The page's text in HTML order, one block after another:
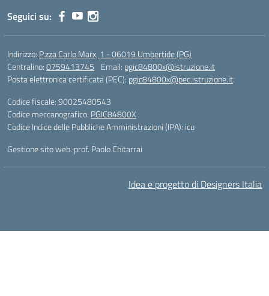
Seguici su:
Indirizzo: P.zza Carlo Marx, 1 - 06019 Umbertide (PG)
Centralino:0759413745 Email: pgic84800x@istruzione.it
Posta elettronica certificata (PEC): pgic84800x@pec.istruzione.it
Codice fiscale: 90025480543
Codice meccanografico: PGIC84800X
Codice Indice delle Pubbliche Amministrazioni (IPA): icu
Gestione sito web: prof. Paolo Chitarrai
Idea e progetto di Designers Italia